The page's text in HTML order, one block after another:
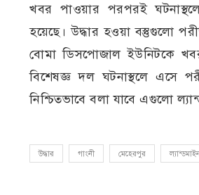
খবর পাওয়ার পরপরই
হয়েছে। উদ্ধার হওয়া বস্তুগুলো
বোমা ডিসপোজাল ইউনিটকে
বিশেষজ্ঞ দল ঘটনাস্থলে এসে
নিশ্চিতভাবে বলা যাবে এগুলো
উদ্ধার গাংনী মেহেরপুর